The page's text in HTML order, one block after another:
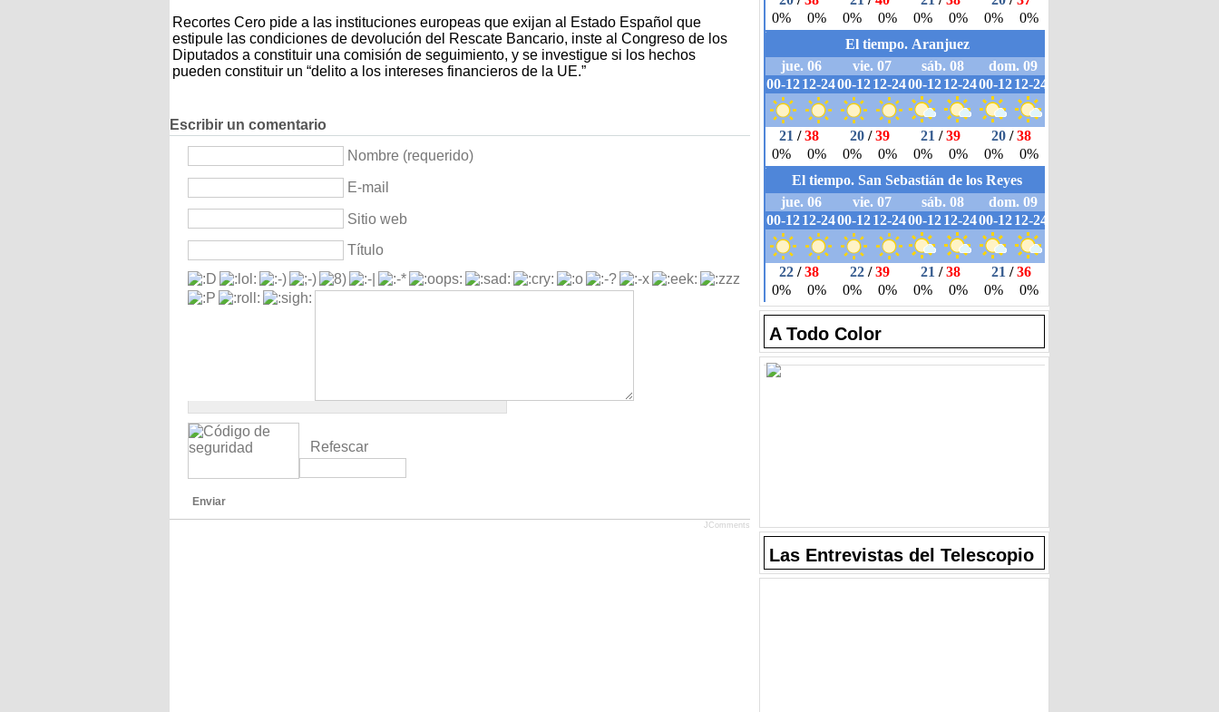
Recortes Cero pide a las instituciones europeas que exijan al Estado Español que
estipule las condiciones de devolución del Rescate Bancario, inste al Congreso de los
Diputados a constituir una comisión de seguimiento, y se investigue si los hechos
pueden constituir un “delito a los intereses financieros de la UE.”
Escribir un comentario
Nombre (requerido)
E-mail
Sitio web
Título
Refescar
Enviar
JComments
A Todo Color
Las Entrevistas del Telescopio